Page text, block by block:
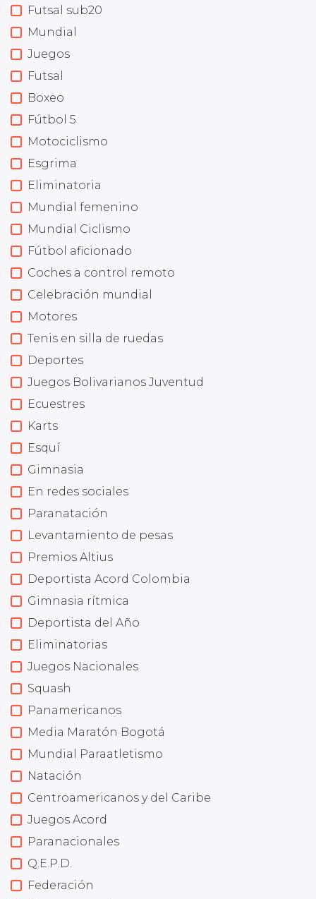
Futsal sub20
Mundial
Juegos
Futsal
Boxeo
Fútbol 5
Motociclismo
Esgrima
Eliminatoria
Mundial femenino
Mundial Ciclismo
Fútbol aficionado
Coches a control remoto
Celebración mundial
Motores
Tenis en silla de ruedas
Deportes
Juegos Bolivarianos Juventud
Ecuestres
Karts
Esquí
Gimnasia
En redes sociales
Paranatación
Levantamiento de pesas
Premios Altius
Deportista Acord Colombia
Gimnasia rítmica
Deportista del Año
Eliminatorias
Juegos Nacionales
Squash
Panamericanos
Media Maratón Bogotá
Mundial Paraatletismo
Natación
Centroamericanos y del Caribe
Juegos Acord
Paranacionales
Q.E.P.D.
Federación